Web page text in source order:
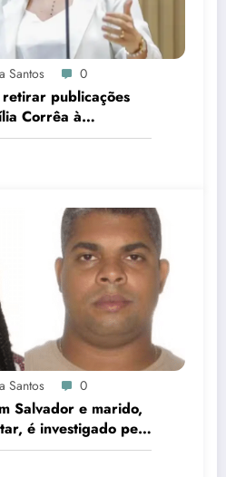
Santos 0
retirar publicações
Corrêa à
responsáveis
Santos 0
Salvador e marido,
é investigado pelo